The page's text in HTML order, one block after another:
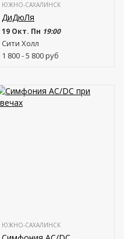
ЮЖНО-САХАЛИНСК
ДиДюЛя
19 Окт. Пн 19:00
Сити Холл
1 800 - 5 800руб
ЮЖНО-САХАЛИНСК